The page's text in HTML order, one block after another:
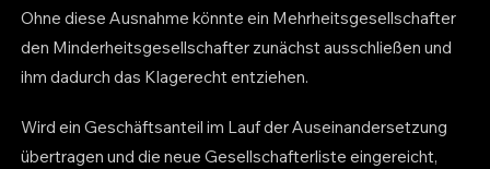
Ohne diese Ausnahme könnte ein Mehrheitsgesellschafter
den Minderheitsgesellschafter zunächst ausschließen und
ihm dadurch das Klagerecht entziehen.
Wird ein Geschäftsanteil im Lauf der Auseinandersetzung
übertragen und die neue Gesellschafterliste eingereicht,